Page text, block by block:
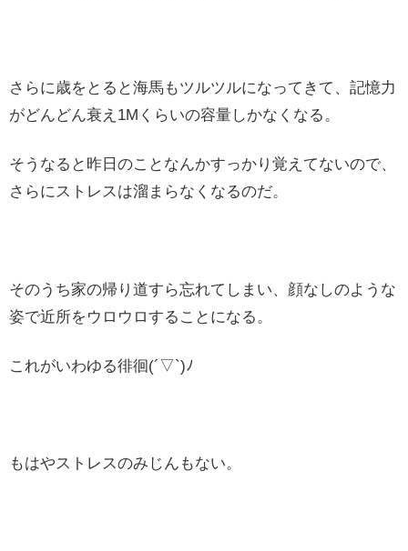
さらに歳をとると海馬もツルツルになってきて、記憶力
がどんどん衰え1Mくらいの容量しかなくなる。
そうなると昨日のことなんかすっかり覚えてないので、
さらにストレスは溜まらなくなるのだ。
そのうち家の帰り道すら忘れてしまい、顔なしのような
姿で近所をウロウロすることになる。
これがいわゆる徘徊(´▽`)ﾉ
もはやストレスのみじんもない。